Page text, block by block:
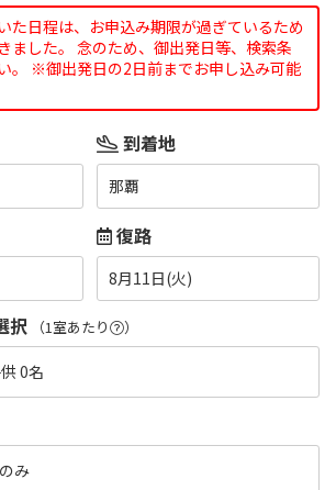
た日程は、お申込み期限が過ぎているため
ました。 念のため、御出発日等、検索条
。 ※御出発日の2日前までお申し込み可能
到着地
那覇
復路
8月11日(火)
択 （1室あたり ）
0名
み